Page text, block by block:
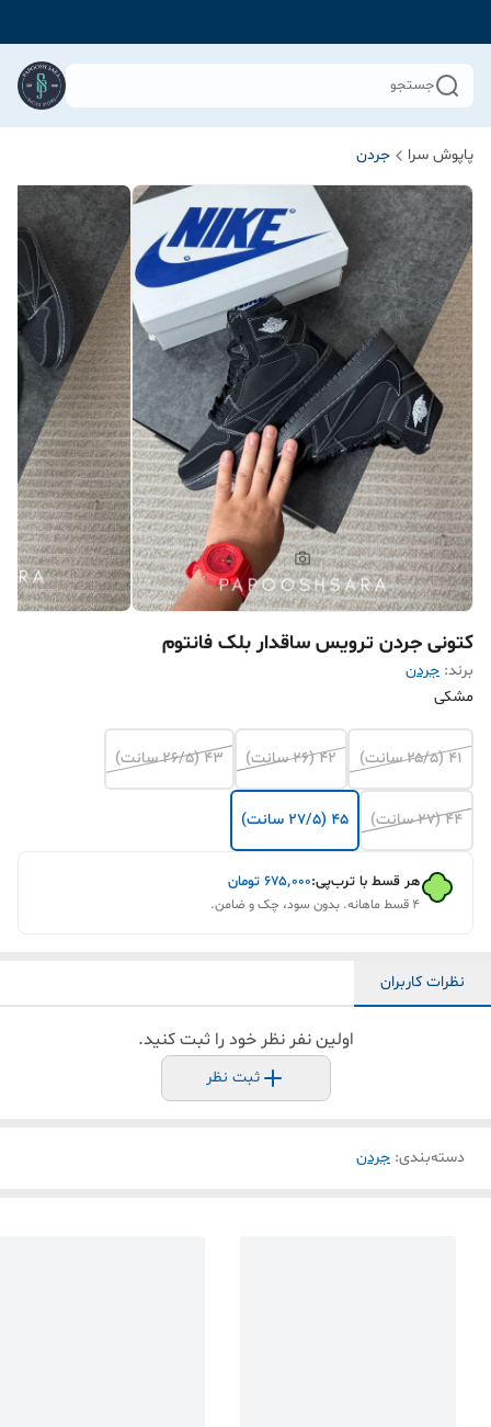
جستجو
پاپوش سرا جردن
کتونی جردن ترویس ساقدار بلک فانتوم
برند: جردن
مشکی
۴۱ (۲۵/۵ سانت) ۴۲ (۲۶ سانت) ۴۳ (۲۶/۵ سانت)
۴۴ (۲۷ سانت) ۴۵ (۲۷/۵ سانت)
هر قسط با ترب‌پی:۶۷۵٬۰۰۰ تومان
۴ قسط ماهانه. بدون سود، چک و ضامن.
نظرات کاربران
اولین نفر نظر خود را ثبت کنید.
ثبت نظر
دسته‌بندی: جردن